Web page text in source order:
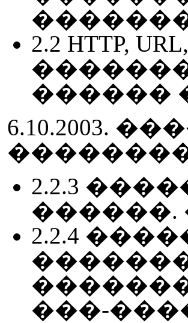
2.2 HTTP,
������
6.10.2003.
2.2.3
������.
2.2.4
��������
���-